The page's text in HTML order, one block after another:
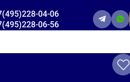
04-06
06-56